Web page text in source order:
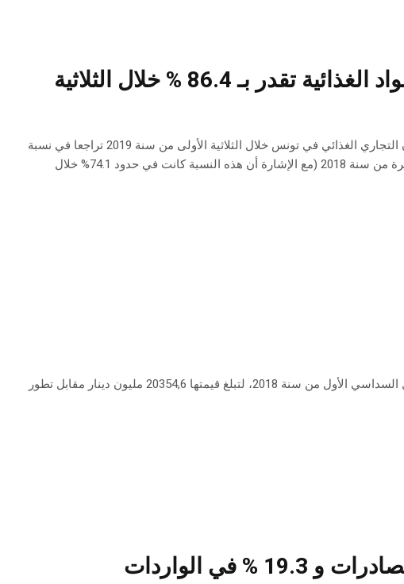
تونس : نسبة تغطية الميزان التجاري للمواد الغذائية تقدر بـ 86.4 % خلال الثلاثية
تقلص الصادرات بـ 12.3% جراء تراجع عائدات زيت الزيتون. سجل الميزان التجاري الغذائي في تونس خلال الثلاثية الأولى من سنة 2019 تراجعا في نسبة
تغطية الواردات بالصادرات حيث بلغت 86.4% مقابل 117% خلال نفس الفترة من سنة 2018 (مع الإشارة أن هذه النسبة كانت في حدود 74.1% خلال
سجلت الصادرات التونسية ارتفاعا بنسبة 8,6 بالمائة بالأسعار القارة، خلال السداسي الأول من سنة 2018، لتبلغ قيمتها 20354,6 مليون دينار مقابل تطور